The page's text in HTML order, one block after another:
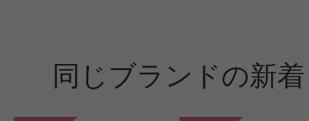
同じブランドの新